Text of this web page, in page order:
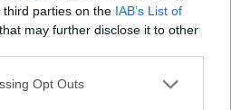
parties on the IAB’s List of
that may further disclose it to other
Opt Outs
jogos de tabuleiro e use-as na